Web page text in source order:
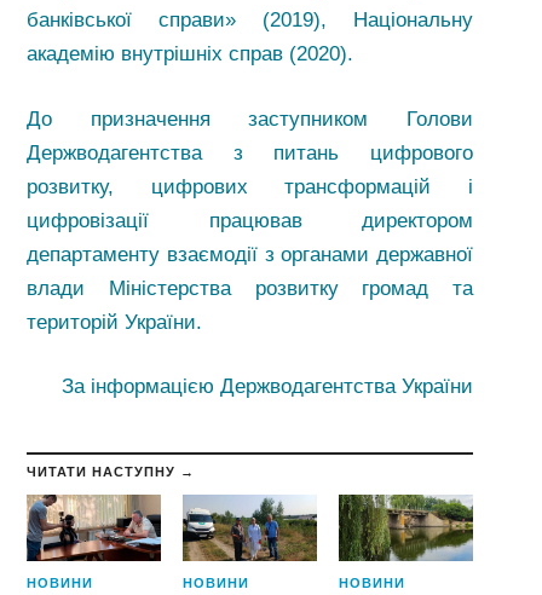
банківської справи» (2019), Національну
академію внутрішніх справ (2020).
До призначення заступником Голови
Держводагентства з питань цифрового
розвитку, цифрових трансформацій і
цифровізації працював директором
департаменту взаємодії з органами державної
влади Міністерства розвитку громад та
територій України.
За інформацією Держводагентства України
ЧИТАТИ НАСТУПНУ →
НОВИНИ НОВИНИ НОВИНИ